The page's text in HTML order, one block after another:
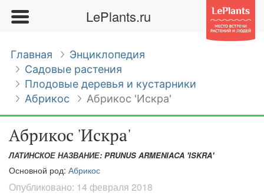
LePlants.ru
Главная
Энциклопедия
Садовые растения
Плодовые деревья и кустарники
Абрикос
Абрикос 'Искра'
Абрикос 'Искра'
ЛАТИНСКОЕ НАЗВАНИЕ: PRUNUS ARMENIACA 'ISKRA'
Основной род: Абрикос
Опубликовано: 14 февраля 2018